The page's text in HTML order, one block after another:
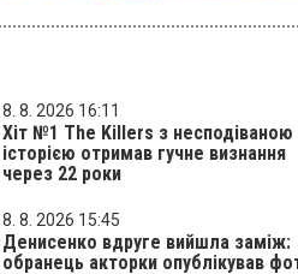
8. 8. 2026 16:11
Хіт №1 The Killers з несподіваною
історією отримав гучне визнання
через 22 роки
8. 8. 2026 15:45
Денисенко вдруге вийшла заміж:
обранець акторки опублікував